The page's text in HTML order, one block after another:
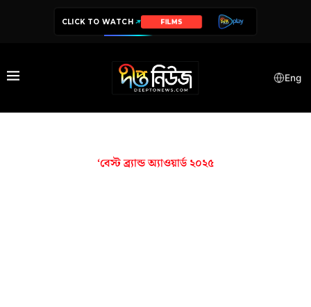
CLICK TO WATCH FILMS
Eng
‘বেস্ট ব্র্যান্ড অ্যাওয়ার্ড ২০২৫